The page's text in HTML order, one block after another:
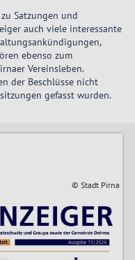
Satzungen und
auch viele interessante
ebenso zum
Vereinsleben.
der Beschlüsse nicht
gefasst wurden.
© Stadt Pirna